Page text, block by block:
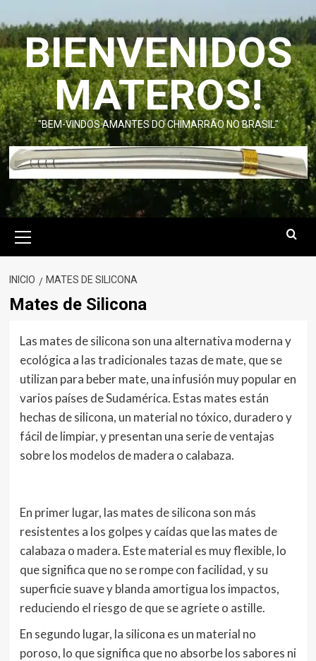
al
contenidoBIENVENIDOS
MATEROS!
"BEM-VINDOS AMANTES DO CHIMARRÃO NO BRASIL"
primario
INICIO MATES DE SILICONA
Mates de Silicona
Las mates de silicona son una alternativa moderna y
ecológica a las tradicionales tazas de mate, que se
utilizan para beber mate, una infusión muy popular en
varios países de Sudamérica. Estas mates están
hechas de silicona, un material no tóxico, duradero y
fácil de limpiar, y presentan una serie de ventajas
sobre los modelos de madera o calabaza.
En primer lugar, las mates de silicona son más
resistentes a los golpes y caídas que las mates de
calabaza o madera. Este material es muy flexible, lo
que significa que no se rompe con facilidad, y su
superficie suave y blanda amortigua los impactos,
reduciendo el riesgo de que se agriete o astille.
En segundo lugar, la silicona es un material no
poroso, lo que significa que no absorbe los sabores ni